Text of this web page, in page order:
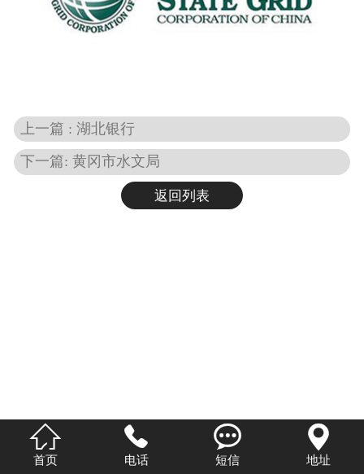
新闻中心
上一篇 : 湖北银行
下一篇: 黄冈市水文局
返回列表

首页

电话

短信

地址